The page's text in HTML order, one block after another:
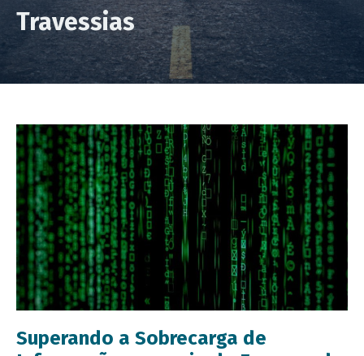
Travessias
Superando a Sobrecarga de